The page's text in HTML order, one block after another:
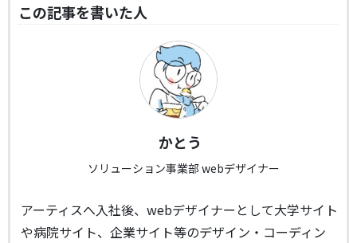
この記事を書いた人
かとう
ソリューション事業部 webデザイナー
アーティスへ入社後、webデザイナーとして大学サイト
や病院サイト、企業サイト等のデザイン・コーディン